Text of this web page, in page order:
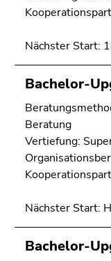
Nächster Start:
Bachelor-
Beratung
Vertiefung:
Nächster Start:
Bachelor-